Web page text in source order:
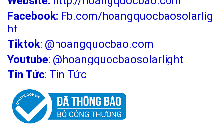
Facebook: Fb.com/hoangquocbaosolarlig
ht
Tiktok: @hoangquocbao.com
Youtube: @hoangquocbaosolarlight
Tin Tức: Tin Tức